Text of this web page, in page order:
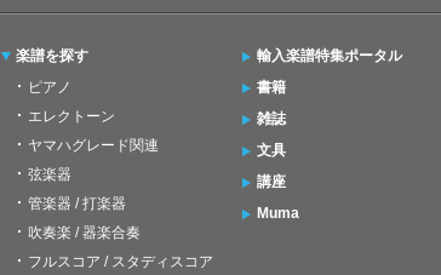
楽譜を探す
ピアノ
エレクトーン
ヤマハグレード関連
弦楽器
管楽器 / 打楽器
吹奏楽 / 器楽合奏
フルスコア / スタディスコア
輸入楽譜特集ポータル
書籍
雑誌
文具
講座
Muma